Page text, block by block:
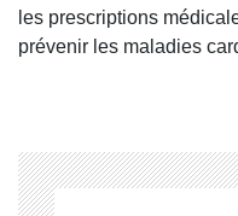
les prescriptions
prévenir les maladies